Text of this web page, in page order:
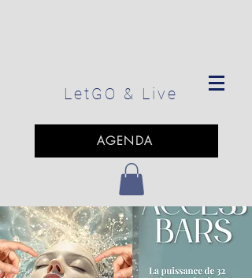
LetGO & Live
AGENDA